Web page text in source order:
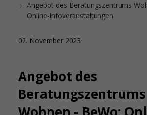
Angebot des Beratungszentrums
Online-Infoveranstaltungen
02. November 2023
Angebot des
Beratungszentrums